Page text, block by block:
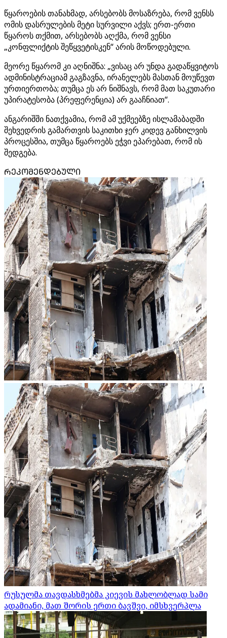
წყაროების თანახმად, არსებობს მოსაზრება, რომ ვენსს
ომის დასრულების მეტი სურვილი აქვს; ერთ-ერთი
წყაროს თქმით, არსებობს აღქმა, რომ ვენსი
„კონფლიქტის შეწყვეტისკენ“ არის მოწოდებული.
მეორე წყარომ კი აღნიშნა: „ვისაც არ უნდა გადაწყვიტოს
ადმინისტრაციამ გაგზავნა, ირანელებს მასთან მოუწევთ
ურთიერთობა; თუმცა ეს არ ნიშნავს, რომ მათ საკუთარი
უპირატესობა (პრეფერენცია) არ გააჩნიათ“.
ანგარიშში ნათქვამია, რომ ამ უქმეებზე ისლამაბადში
შეხვედრის გამართვის საკითხი ჯერ კიდევ განხილვის
პროცესშია, თუმცა წყაროებს ეჭვი ეპარებათ, რომ ის
შედგება.
ᲠᲔᲙᲝᲛᲔᲜᲓᲔᲑᲣᲚᲘ
რუსულმა თავდასხმებმა კიევის მახლობლად სამი
ადამიანი, მათ შორის ერთი ბავშვი, იმსხვერპლა